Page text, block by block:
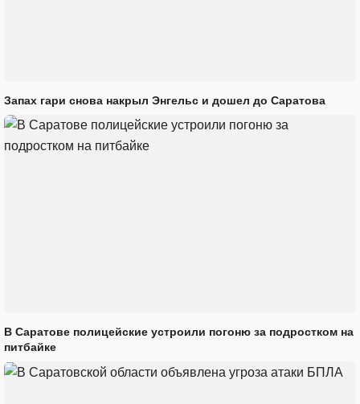
Запах гари снова накрыл Энгельс и дошел до Саратова
В Саратове полицейские устроили погоню за подростком на
питбайке